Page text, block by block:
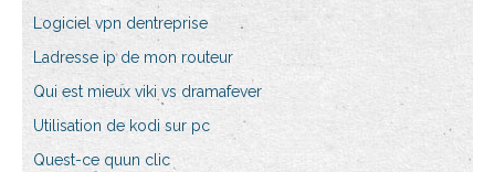
Logiciel vpn dentreprise
Ladresse ip de mon routeur
Qui est mieux viki vs dramafever
Utilisation de kodi sur pc
Quest-ce quun clic